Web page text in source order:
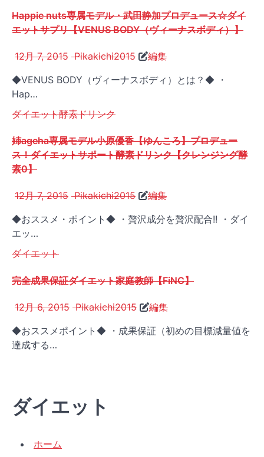
Happie nuts専属モデル・武田静加プロデュース☆ダイ
エットサプリ【VENUS BODY（ヴィーナスボディ）】
12月 7, 2015 Pikakichi2015
編集
◆VENUS BODY（ヴィーナスボディ）とは？◆ ・
Hap…
ダイエット酵素ドリンク
姉ageha専属モデル小原優香【ゆんころ】プロデュー
ス！ダイエットサポート酵素ドリンク【クレンジング酵
素0】
12月 7, 2015 Pikakichi2015
編集
◆おススメ・ポイント◆ ・贅沢成分を贅沢配合!! ・ダイ
エッ…
ダイエット
完全成果保証ダイエット家庭教師【FiNC】
12月 6, 2015 Pikakichi2015
編集
◆おススメポイント◆ ・成果保証（初めの目標減量値を
達成する…
ダイエット
ホーム